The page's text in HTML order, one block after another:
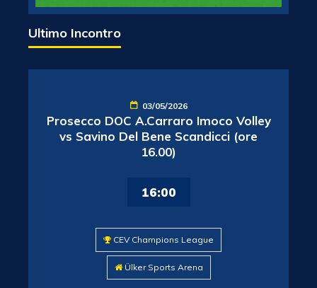
Ultimo Incontro
03/05/2026
Prosecco DOC A.Carraro Imoco Volley
vs Savino Del Bene Scandicci (ore
16.00)
16:00
CEV Champions League
Ülker Sports Arena